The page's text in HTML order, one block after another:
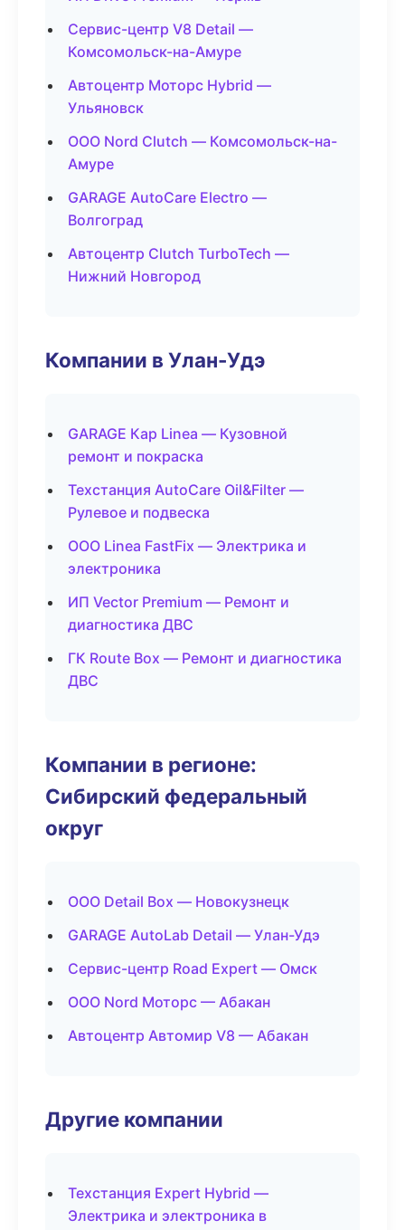
Сервис-центр V8 Detail —
Комсомольск-на-Амуре
Автоцентр Моторс Hybrid —
Ульяновск
ООО Nord Clutch — Комсомольск-на-
Амуре
GARAGE AutoCare Electro —
Волгоград
Автоцентр Clutch TurboTech —
Нижний Новгород
Компании в Улан-Удэ
GARAGE Кар Linea — Кузовной
ремонт и покраска
Техстанция AutoCare Oil&Filter —
Рулевое и подвеска
ООО Linea FastFix — Электрика и
электроника
ИП Vector Premium — Ремонт и
диагностика ДВС
ГК Route Box — Ремонт и диагностика
ДВС
Компании в регионе:
Сибирский федеральный
округ
ООО Detail Box — Новокузнецк
GARAGE AutoLab Detail — Улан-Удэ
Сервис-центр Road Expert — Омск
ООО Nord Моторс — Абакан
Автоцентр Автомир V8 — Абакан
Другие компании
Техстанция Expert Hybrid —
Электрика и электроника в